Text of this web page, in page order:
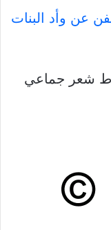
عن وأد البنات